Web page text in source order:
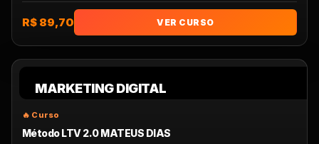
R$ 89,70 VER CURSO
MARKETING DIGITAL
Método LTV 2.0 MATEUS DIAS